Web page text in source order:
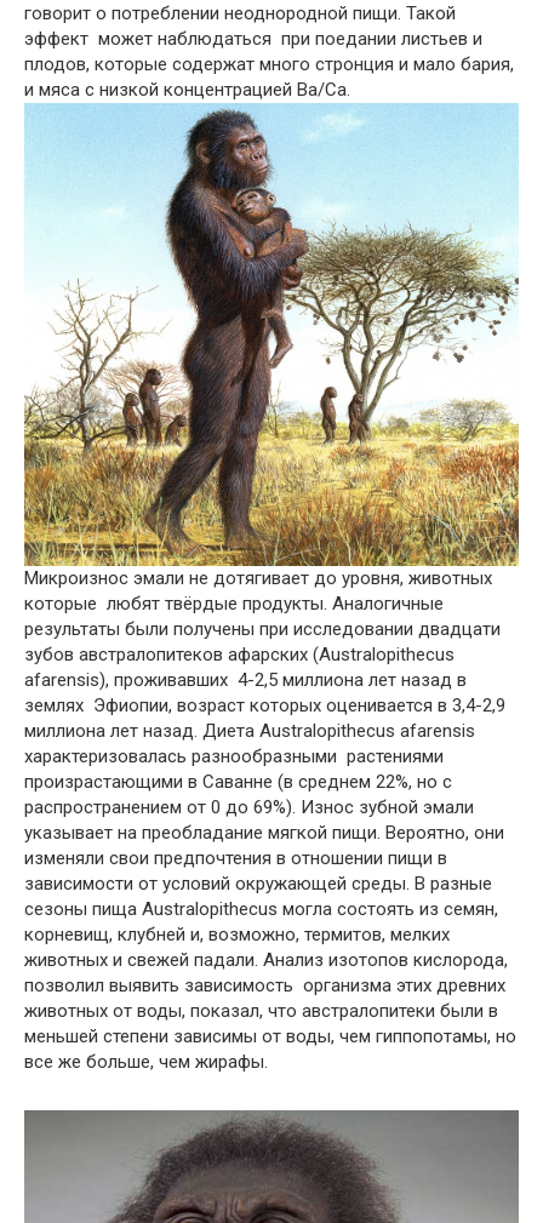
говорит о потреблении неоднородной пищи. Такой
эффект может наблюдаться при поедании листьев и
плодов, которые содержат много стронция и мало бария,
и мяса с низкой концентрацией Ba/Ca.
Микроизнос эмали не дотягивает до уровня, животных
которые любят твёрдые продукты. Аналогичные
результаты были получены при исследовании двадцати
зубов австралопитеков афарских (Australopithecus
afarensis), проживавших 4-2,5 миллиона лет назад в
землях Эфиопии, возраст которых оценивается в 3,4-2,9
миллиона лет назад. Диета Australopithecus afarensis
характеризовалась разнообразными растениями
произрастающими в Саванне (в среднем 22%, но с
распространением от 0 до 69%). Износ зубной эмали
указывает на преобладание мягкой пищи. Вероятно, они
изменяли свои предпочтения в отношении пищи в
зависимости от условий окружающей среды. В разные
сезоны пища Australopithecus могла состоять из семян,
корневищ, клубней и, возможно, термитов, мелких
животных и свежей падали. Анализ изотопов кислорода,
позволил выявить зависимость организма этих древних
животных от воды, показал, что австралопитеки были в
меньшей степени зависимы от воды, чем гиппопотамы, но
все же больше, чем жирафы.